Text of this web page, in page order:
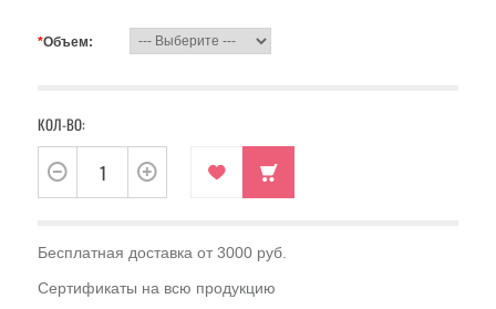
*Объем:
КОЛ-ВО:
Бесплатная доставка от 3000 руб.
Сертификаты на всю продукцию